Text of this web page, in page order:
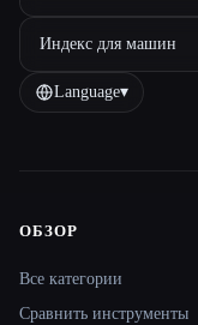
Индекс для машин
Language▾
Site navigation
ОБЗОР
Все категории
Сравнить инструменты